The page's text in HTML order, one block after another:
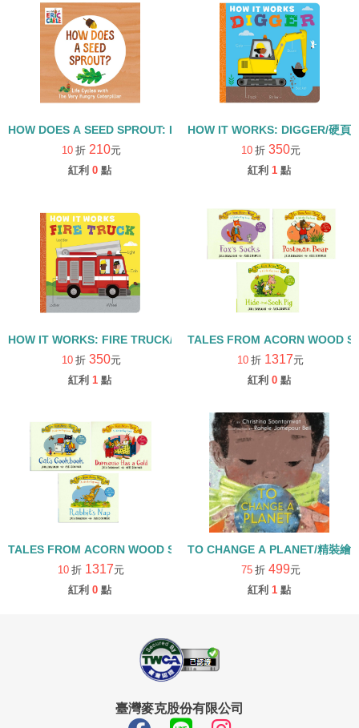
HOW DOES A SEED SPROUT: LIFE CYCLES WITH THE VERY
10 折 210元
紅利 0 點
HOW IT WORKS: DIGGER/硬頁
10 折 350元
紅利 1 點
HOW IT WORKS: FIRE TRUCK/硬頁書
10 折 350元
紅利 1 點
TALES FROM ACORN WOOD
10 折 1317元
紅利 0 點
TALES FROM ACORN WOOD STORY COLLECTION 生活日常組/
10 折 1317元
紅利 0 點
TO CHANGE A PLANET/精裝繪
75 折 499元
紅利 1 點
臺灣麥克股份有限公司